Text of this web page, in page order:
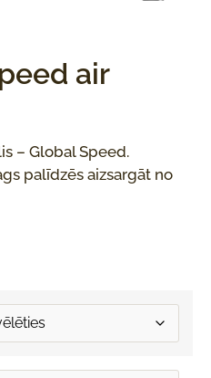
air
– Global Speed.
palīdzēs aizsargāt no